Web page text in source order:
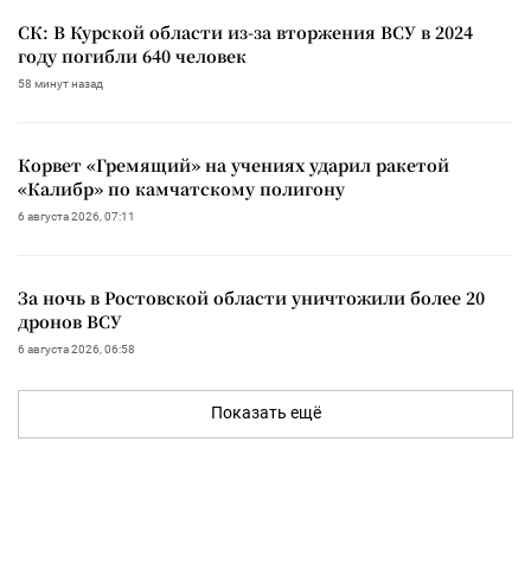
СК: В Курской области из-за вторжения ВСУ в 2024
году погибли 640 человек
58 минут назад
Корвет «Гремящий» на учениях ударил ракетой
«Калибр» по камчатскому полигону
6 августа 2026, 07:11
За ночь в Ростовской области уничтожили более 20
дронов ВСУ
6 августа 2026, 06:58
Показать ещё